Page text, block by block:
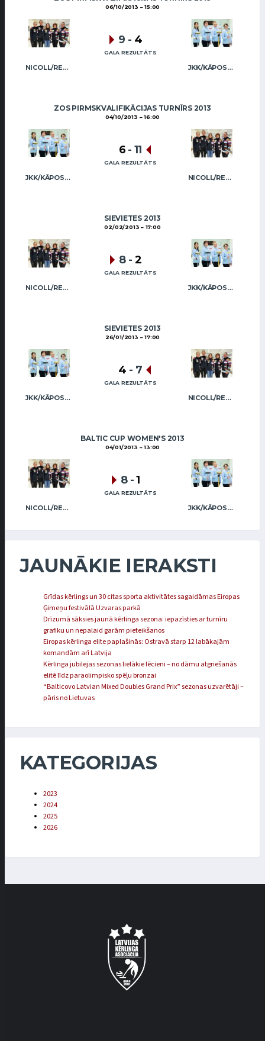
06/10/2013 15:00
NICOLL/REGŽA JKK/KĀPOSTIŅA
9 - 4
GALA REZULTĀTS
ZOS PIRMSKVALIFIKĀCIJAS TURNĪRS 2013
04/10/2013 16:00
JKK/KĀPOSTIŅA NICOLL/REGŽA
6 - 11
GALA REZULTĀTS
SIEVIETES 2013
02/02/2013 17:00
NICOLL/REGŽA JKK/KĀPOSTIŅA
8 - 2
GALA REZULTĀTS
SIEVIETES 2013
26/01/2013 17:00
JKK/KĀPOSTIŅA NICOLL/REGŽA
4 - 7
GALA REZULTĀTS
BALTIC CUP WOMEN'S 2013
04/01/2013 13:00
NICOLL/REGŽA JKK/KĀPOSTIŅA
8 -1
GALA REZULTĀTS
JAUNĀKIE IERAKSTI
Grīdas kērlings un 30 citas sporta aktivitātes sagaidāmas Eiropas
Ģimeņu festivālā Uzvaras parkā
Drīzumā sāksies jaunā kērlinga sezona: iepazīsties ar turnīru
grafiku un nepalaid garām pieteikšanos
Eiropas kērlinga elite paplašinās: Ostravā starp 12 labākajām
komandām arī Latvija
Kērlinga jubilejas sezonas lielākie lēcieni – no dāmu atgriešanās
elitē līdz paraolimpisko spēļu bronzai
“Balticovo Latvian Mixed Doubles Grand Prix” sezonas uzvarētāji –
pāris no Lietuvas
KATEGORIJAS
2023
2024
2025
2026